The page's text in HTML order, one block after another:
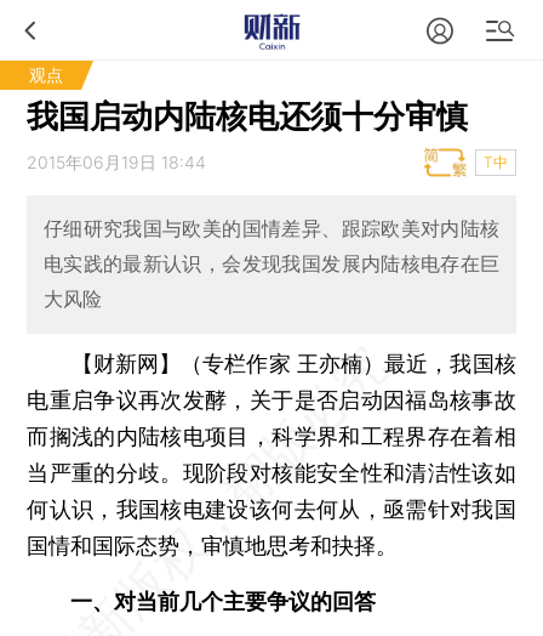
观点
我国启动内陆核电还须十分审慎
2015年06月19日 18:44 T中
仔细研究我国与欧美的国情差异、跟踪欧美对内陆核
电实践的最新认识，会发现我国发展内陆核电存在巨
大风险
【财新网】（专栏作家 王亦楠）最近，我国核
电重启争议再次发酵，关于是否启动因福岛核事故
而搁浅的内陆核电项目，科学界和工程界存在着相
当严重的分歧。现阶段对核能安全性和清洁性该如
何认识，我国核电建设该何去何从，亟需针对我国
国情和国际态势，审慎地思考和抉择。
一、对当前几个主要争议的回答